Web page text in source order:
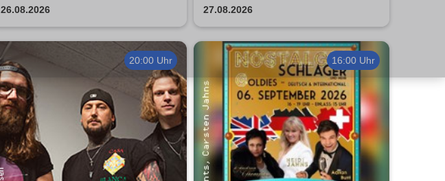
26.08.2026 27.08.2026
20:00 Uhr 16:00 Uhr